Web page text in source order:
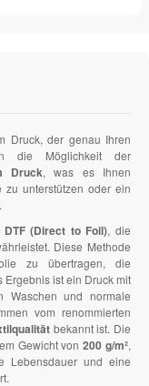
Druck, der genau Ihren
die Möglichkeit der
Druck, was es Ihnen
zu unterstützen oder ein
DTF (Direct to Foil), die
Diese Methode
zu übertragen, die
ist ein Druck mit
Waschen und normale
vom renommierten
bekannt ist. Die
Gewicht von200 g/m²,
Lebensdauer und eine